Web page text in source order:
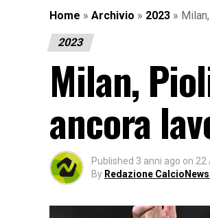
Home » Archivio » 2023 »
2023
Milan,
ancora
Published 3 anni ago on 22
By Redazione